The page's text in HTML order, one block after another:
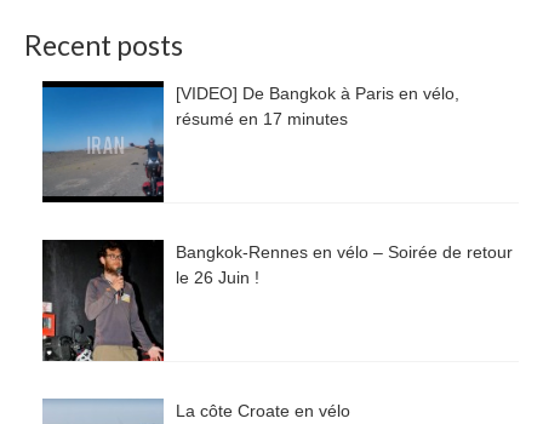
Recent posts
[VIDEO] De Bangkok à Paris en vélo,
résumé en 17 minutes
Bangkok-Rennes en vélo – Soirée de retour
le 26 Juin !
La côte Croate en vélo